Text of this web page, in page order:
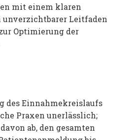
mit einem klaren
unverzichtbarer Leitfaden
Optimierung der
des Einnahmekreislaufs
Praxen unerlässlich;
ab, den gesamten